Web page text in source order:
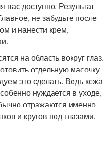
вас доступно. Результат
не забудьте после
и нанести крем,
на область вокруг глаз.
отдельную масочку.
это сделать. Ведь кожа
нуждается в уходе,
отражаются именно
и кругов под глазами.